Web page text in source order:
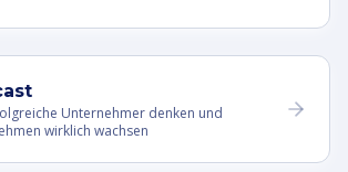
Unternehmer denken und
wirklich wachsen